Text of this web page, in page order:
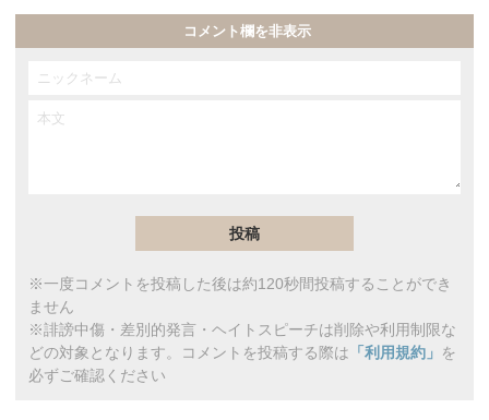
コメント欄を非表示
※一度コメントを投稿した後は約120秒間投稿することができ
ません
※誹謗中傷・差別的発言・ヘイトスピーチは削除や利用制限な
どの対象となります。コメントを投稿する際は 「利用規約」 を
必ずご確認ください